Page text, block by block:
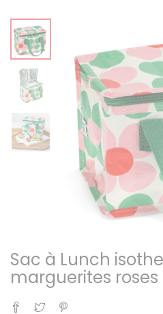
Sac à Lunch
marguerites roses
Partager
Tweet